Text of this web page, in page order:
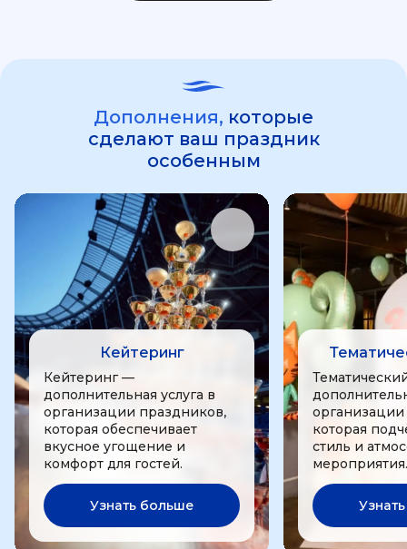
Дополнения, которые
сделают ваш праздник
особенным
Кейтеринг
Кейтеринг —
дополнительная услуга в
организации праздников,
которая обеспечивает
вкусное угощение и
комфорт для гостей.
Узнать больше
которая
стиль и
мероприятия.